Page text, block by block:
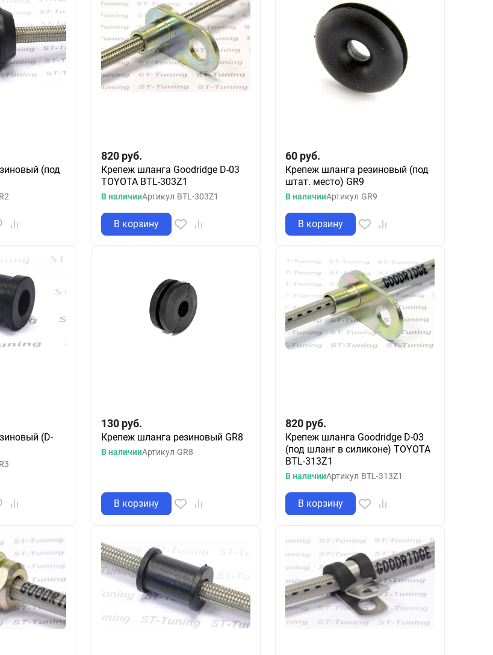
(под
820 руб.
Крепеж шланга Goodridge D-03
TOYOTA BTL-303Z1
В наличииАртикул BTL-303Z1
В корзину
60 руб.
Крепеж шланга резиновый (под
штат. место) GR9
В наличииАртикул GR9
В корзину
(D-
130 руб.
Крепеж шланга резиновый GR8
В наличииАртикул GR8
В корзину
820 руб.
Крепеж шланга Goodridge D-03
(под шланг в силиконе) TOYOTA
BTL-313Z1
В наличииАртикул BTL-313Z1
В корзину